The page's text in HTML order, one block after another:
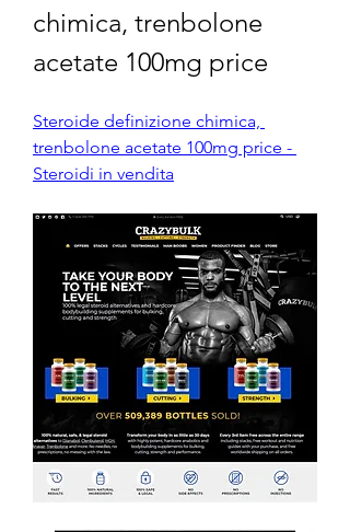
chimica, trenbolone
acetate 100mg price
Steroide definizione chimica,
trenbolone acetate 100mg price -
Steroidi in vendita